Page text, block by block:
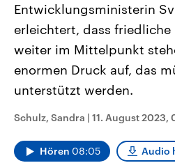
Landtagswahl Sachsen-Anhalt
2026
Alle Informationen
Sachsen-Anhalt wählt am 6.
September 2026 einen neuen
Landtag. Seit 2021 wird das
Bundesland von einer Koalition aus
Umfragen, Prognosen,
Wahlprogramme, aktuelle
und Kandidaten der anstehenden
Wahl.
Entwicklungsministerin
erleichtert, dass friedliche
weiter im Mittelpunkt
enormen Druck auf, das
unterstützt werden.
Schulz, Sandra | 11. August 2023,
Hören 08:05 Audio